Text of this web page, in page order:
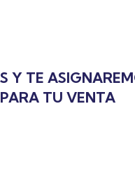
Y TE
TU VENTA